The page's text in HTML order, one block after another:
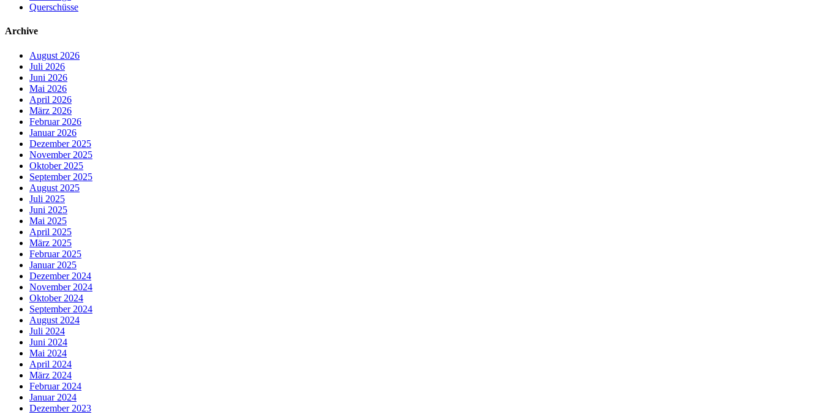
Querschüsse
Archive
August 2026
Juli 2026
Juni 2026
Mai 2026
April 2026
März 2026
Februar 2026
Januar 2026
Dezember 2025
November 2025
Oktober 2025
September 2025
August 2025
Juli 2025
Juni 2025
Mai 2025
April 2025
März 2025
Februar 2025
Januar 2025
Dezember 2024
November 2024
Oktober 2024
September 2024
August 2024
Juli 2024
Juni 2024
Mai 2024
April 2024
März 2024
Februar 2024
Januar 2024
Dezember 2023